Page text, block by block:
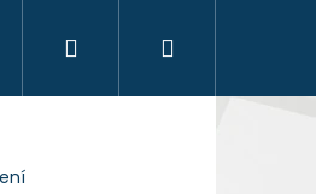
Kontakt
Přihlášení